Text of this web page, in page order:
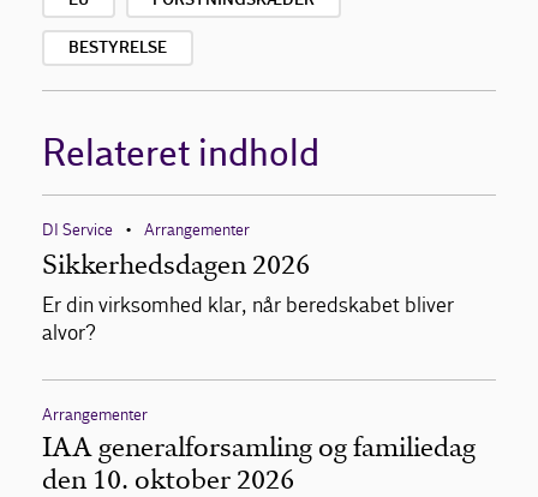
BESTYRELSE
Relateret indhold
DI Service • Arrangementer
Sikkerhedsdagen 2026
Er din virksomhed klar, når beredskabet bliver
alvor?
Arrangementer
IAA generalforsamling og familiedag
den 10. oktober 2026